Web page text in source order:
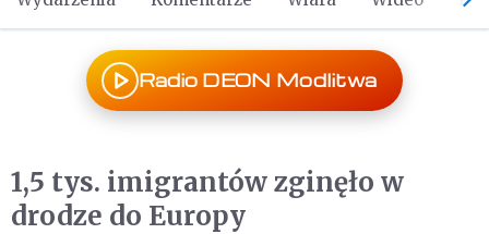
Radio DEON Modlitwa
1,5 tys. imigrantów zginęło w
drodze do Europy